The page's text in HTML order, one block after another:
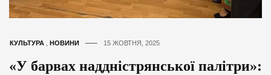
КУЛЬТУРА НОВИНИ 15 ЖОВТНЯ, 2025
«У барвах наддністрянської палітри»: